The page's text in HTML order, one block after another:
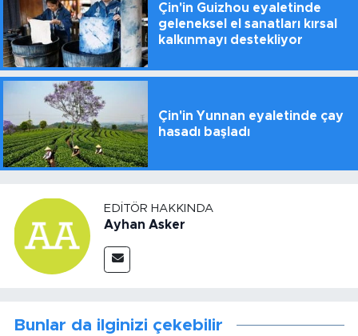
Çin'in Guizhou eyaletinde
geleneksel el sanatları kırsal
kalkınmayı destekliyor
Çin'in Yunnan eyaletinde çay
hasadı başladı
EDITÖR HAKKINDA
Ayhan Asker
Bunlar da ilginizi çekebilir